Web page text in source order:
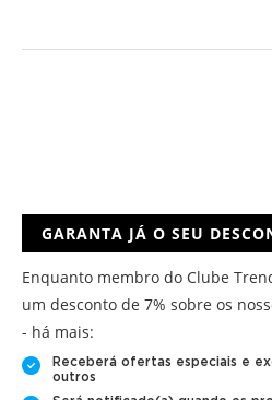
GARANTA JÁ O SEU
Enquanto membro do Clube
um desconto de 7% sobre os
- há mais:
Receberá ofertas especiais e
outros